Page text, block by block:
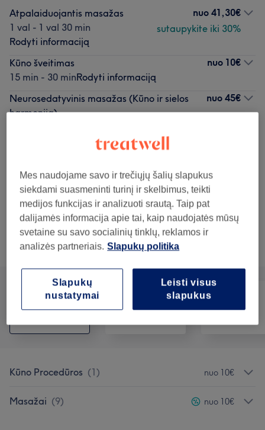
Atpalaiduojantis masažas
1 val - 1 val 30 min
Rodyti informaciją
nuo 41,30€
sutaupykite iki 30%
Kūno šveitimas
15 min - 30 minRodyti informaciją
nuo 10€
Neurosedatyvinis masažas (Kūno ir sielos
harmonija)
nuo 45€
Klasikinis masažas su nuolaidos
30 min Rodyti informaciją
Klasikinis masažas Senjorams
30 min Rodyti informaciją
20€ Rezervuoti
Teikiamos paslaugos
Kūno Procedūros (1) nuo 10€
Masažai (9) nuo 10€
Mes naudojame savo ir trečiųjų šalių slapukus
siekdami suasmeninti turinį ir skelbimus, teikti
medijos funkcijas ir analizuoti srautą. Taip pat
dalijamės informacija apie tai, kaip naudojatės mūsų
svetaine su savo socialinių tinklų, reklamos ir
analizės partneriais. Slapukų politika
Leisti visus
slapukus
Slapukų
nustatymai